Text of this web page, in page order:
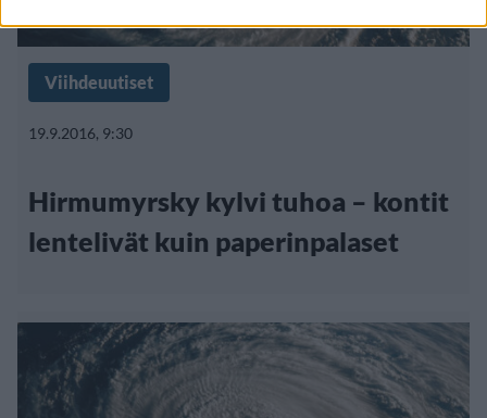
Viihdeuutiset
19.9.2016, 9:30
Hirmumyrsky kylvi tuhoa – kontit
lentelivät kuin paperinpalaset